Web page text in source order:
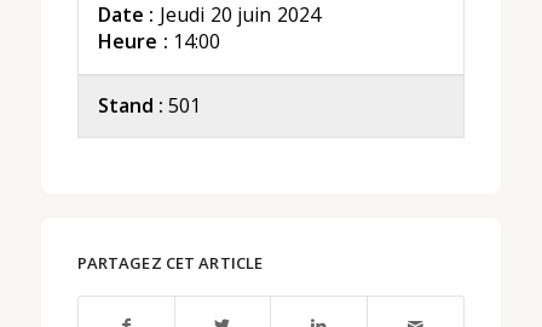
Date : Jeudi 20 juin 2024
Heure : 14:00
Stand : 501
PARTAGEZ CET ARTICLE